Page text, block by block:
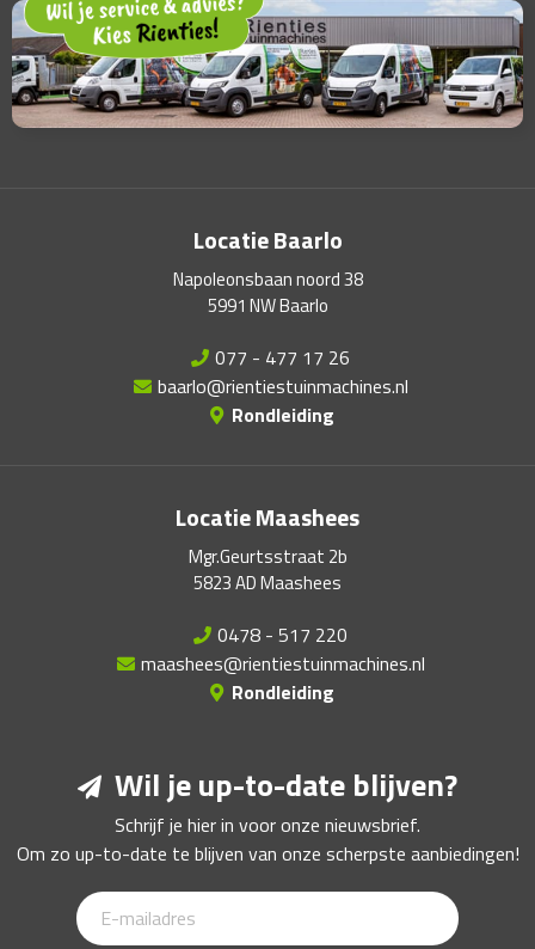
Locatie Baarlo
Napoleonsbaan noord 38
5991 NW Baarlo
077 - 477 17 26
baarlo@rientiestuinmachines.nl
Rondleiding
Locatie Maashees
Mgr.Geurtsstraat 2b
5823 AD Maashees
0478 - 517 220
maashees@rientiestuinmachines.nl
Rondleiding
Wil je up-to-date blijven?
Schrijf je hier in voor onze nieuwsbrief.
Om zo up-to-date te blijven van onze scherpste aanbiedingen!